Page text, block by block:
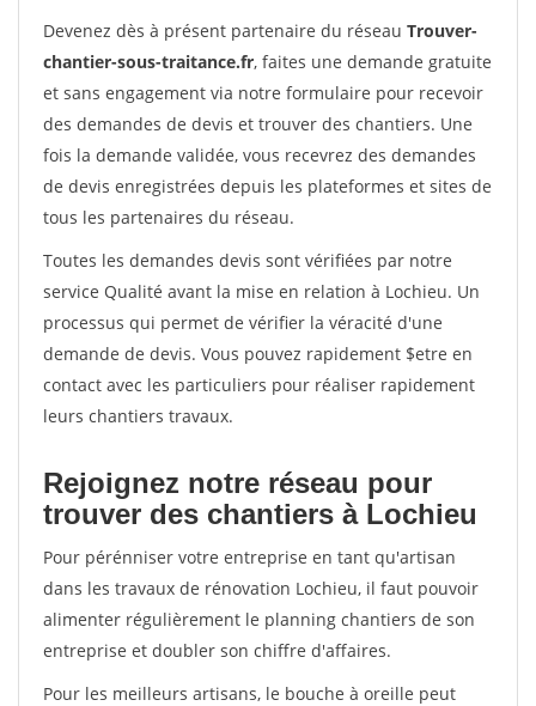
Devenez dès à présent partenaire du réseau Trouver-
chantier-sous-traitance.fr, faites une demande gratuite
et sans engagement via notre formulaire pour recevoir
des demandes de devis et trouver des chantiers. Une
fois la demande validée, vous recevrez des demandes
de devis enregistrées depuis les plateformes et sites de
tous les partenaires du réseau.
Toutes les demandes devis sont vérifiées par notre
service Qualité avant la mise en relation à Lochieu. Un
processus qui permet de vérifier la véracité d'une
demande de devis. Vous pouvez rapidement $etre en
contact avec les particuliers pour réaliser rapidement
leurs chantiers travaux.
Rejoignez notre réseau pour
trouver des chantiers à Lochieu
Pour pérénniser votre entreprise en tant qu'artisan
dans les travaux de rénovation Lochieu, il faut pouvoir
alimenter régulièrement le planning chantiers de son
entreprise et doubler son chiffre d'affaires.
Pour les meilleurs artisans, le bouche à oreille peut